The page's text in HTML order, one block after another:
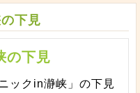
下見
の下見
ックin瀞峡」の下見